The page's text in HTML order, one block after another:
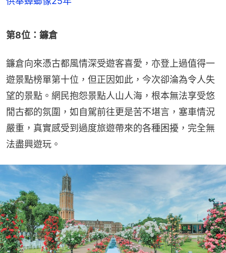
第8位：鐮倉
鐮倉向來憑古都風情深受遊客喜愛，亦登上過值得一
遊景點榜單第十位，但正因如此，今次卻淪為令人失
望的景點。網民抱怨景點人山人海，根本無法享受悠
閒古都的氛圍，如自駕前往更是苦不堪言，塞車情況
嚴重，真實感受到過度旅遊帶來的各種困擾，完全無
法盡興遊玩。